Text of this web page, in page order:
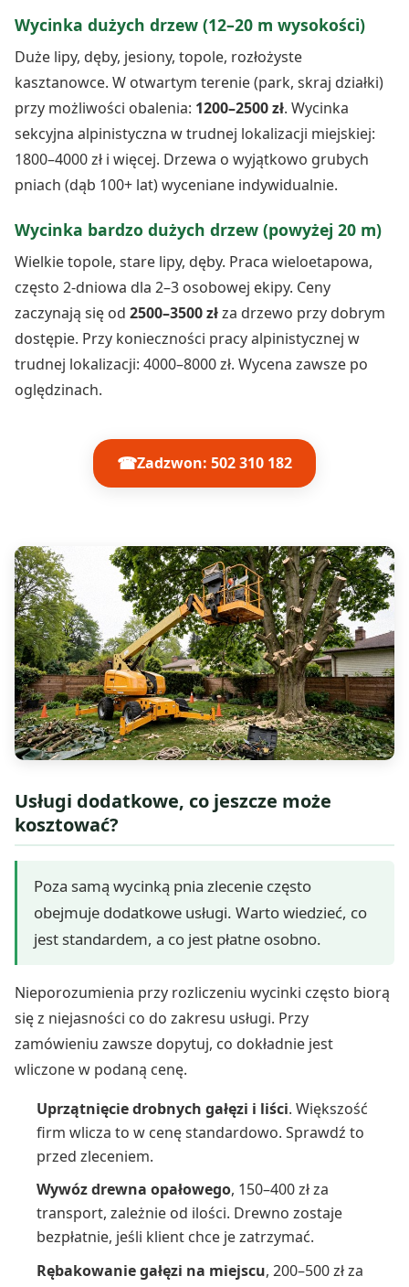
Wycinka dużych drzew (12–20 m wysokości)
Duże lipy, dęby, jesiony, topole, rozłożyste
kasztanowce. W otwartym terenie (park, skraj działki)
przy możliwości obalenia: 1200–2500 zł. Wycinka
sekcyjna alpinistyczna w trudnej lokalizacji miejskiej:
1800–4000 zł i więcej. Drzewa o wyjątkowo grubych
pniach (dąb 100+ lat) wyceniane indywidualnie.
Wycinka bardzo dużych drzew (powyżej 20 m)
Wielkie topole, stare lipy, dęby. Praca wieloetapowa,
często 2-dniowa dla 2–3 osobowej ekipy. Ceny
zaczynają się od 2500–3500 złza drzewo przy dobrym
dostępie. Przy konieczności pracy alpinistycznej w
trudnej lokalizacji: 4000–8000 zł. Wycena zawsze po
oględzinach.
☎Zadzwon: 502 310 182
Usługi dodatkowe, co jeszcze może
kosztować?
Poza samą wycinką pnia zlecenie często
obejmuje dodatkowe usługi. Warto wiedzieć, co
jest standardem, a co jest płatne osobno.
Nieporozumienia przy rozliczeniu wycinki często biorą
się z niejasności co do zakresu usługi. Przy
zamówieniu zawsze dopytuj, co dokładnie jest
wliczone w podaną cenę.
Uprzątnięcie drobnych gałęzi i liści. Większość
firm wlicza to w cenę standardowo. Sprawdź to
przed zleceniem.
Wywóz drewna opałowego, 150–400 zł za
transport, zależnie od ilości. Drewno zostaje
bezpłatnie, jeśli klient chce je zatrzymać.
Rębakowanie gałęzi na miejscu, 200–500 zł za